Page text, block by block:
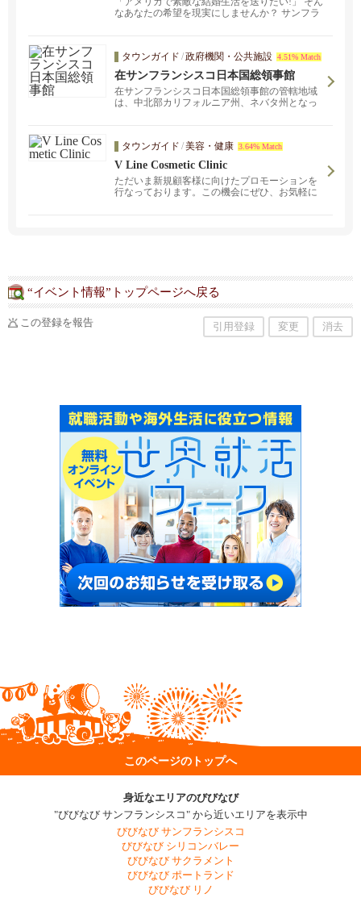
なあなたの希望を現実にしませんか？ サンフラ
タウンガイド /政府機関・公共施設 4.51% Match
在サンフランシスコ日本国総領事館
在サンフランシスコ日本国総領事館の管轄地域
は、中北部カリフォルニア州、ネバタ州となっ
タウンガイド /美容・健康 3.64% Match
V Line Cosmetic Clinic
ただいま新規顧客様に向けたプロモーションを
行なっております。この機会にぜひ、お気軽に
“イベント情報”トップページへ戻る
この登録を報告 引用登録 変更 消去
このページのトップへ
身近なエリアのびびなび
"びびなび サンフランシスコ" から近いエリアを表示中
びびなび サンフランシスコ
びびなび シリコンバレー
びびなび サクラメント
びびなび ポートランド
びびなび リノ